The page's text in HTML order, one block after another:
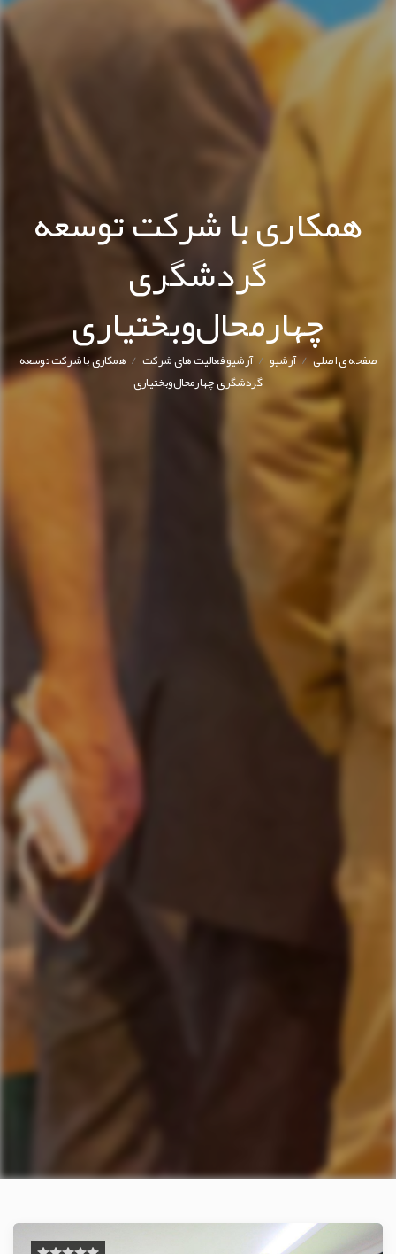
همکاری با شرکت توسعه
گردشگری
چهارمحال‌وبختیاری
صفحه ی اصلی/آرشیو/ آرشیو فعالیت های شرکت/ همکاری با شرکت توسعه
گردشگری چهارمحال‌وبختیاری